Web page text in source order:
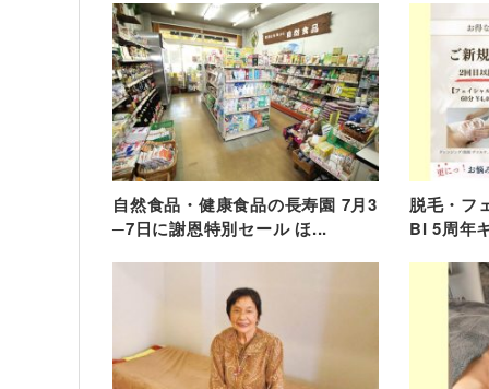
自然食品・健康食品の長寿園 7月3
─7日に謝恩特別セール ほ...
脱毛・フ
BI 5周年